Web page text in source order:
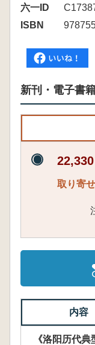
六一ID
ISBN
新刊・電子書
取り寄せ
内容
《洛阳历代典